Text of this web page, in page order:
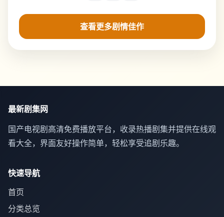
查看更多剧情佳作
最新剧集网
国产电视剧高清免费播放平台，收录热播剧集并提供在线观
看大全，界面友好操作简单，轻松享受追剧乐趣。
快速导航
首页
分类总览